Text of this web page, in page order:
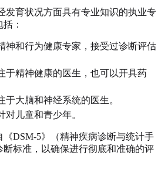
发育状况方面具有专业知识的执业专
：
神和行为健康专家，接受过诊断评估
于精神健康的医生，也可以开具药
于大脑和神经系统的医生。
对儿童和青少年。
DSM-5》（精神疾病诊断与统计手
断标准，以确保进行彻底和准确的评